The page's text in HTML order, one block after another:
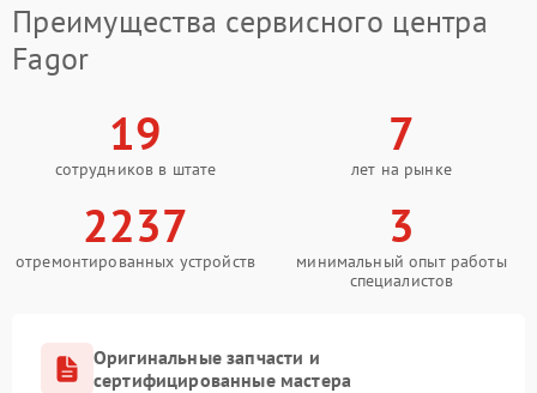
Преимущества сервисного центра
Fagor
19
сотрудников в штате
7
лет на рынке
2237
отремонтированных устройств
3
минимальный опыт работы
специалистов
Оригинальные запчасти и
сертифицированные мастера